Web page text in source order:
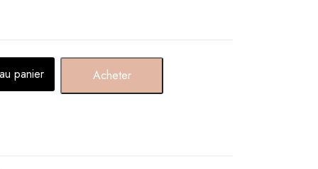
panier Acheter